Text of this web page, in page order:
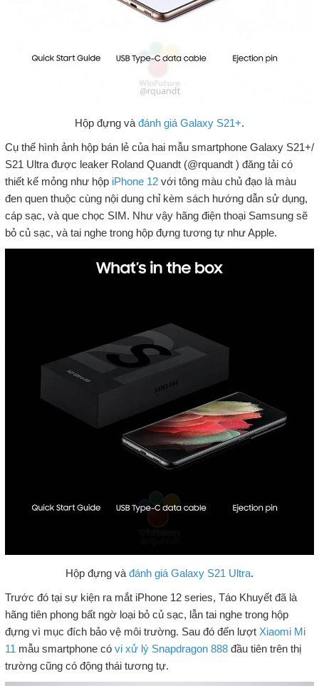
Hộp đựng và đánh giá Galaxy S21+.
Cụ thể hình ảnh hộp bán lẻ của hai mẫu smartphone Galaxy S21+/
S21 Ultra được leaker Roland Quandt (@rquandt ) đăng tải có
thiết kế mỏng như hộp iPhone 12với tông màu chủ đạo là màu
đen quen thuộc cùng nội dung chỉ kèm sách hướng dẫn sử dụng,
cáp sạc, và que chọc SIM. Như vậy hãng điện thoại Samsung sẽ
bỏ củ sạc, và tai nghe trong hộp đựng tương tự như Apple.
Hộp đựng và đánh giá Galaxy S21 Ultra.
Trước đó tại sự kiện ra mắt iPhone 12 series, Táo Khuyết đã là
hãng tiên phong bất ngờ loại bỏ củ sạc, lẫn tai nghe trong hộp
đựng vì mục đích bảo vệ môi trường. Sau đó đến lượt Xiaomi Mi
11 mẫu smartphone có vi xử lý Snapdragon 888đầu tiên trên thị
trường cũng có động thái tương tự.